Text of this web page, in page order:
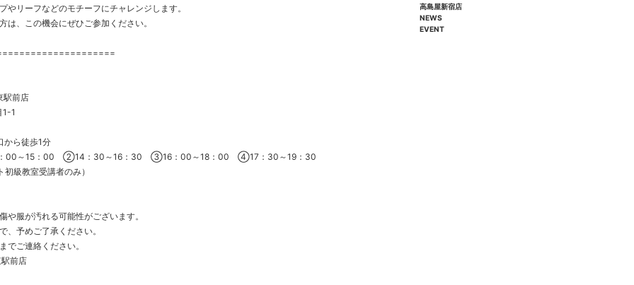
やリーフなどのモチーフにチャレンジします。
は、この機会にぜひご参加ください。
駅前店
1-1
から徒歩1分
00～15：00 ②14：30～16：30 ③16：00～18：00 ④17：30～19：30
級教室受講者のみ）
や服が汚れる可能性がございます。
、予めご了承ください。
でご連絡ください。
前店
高島屋新宿店
NEWS
EVENT